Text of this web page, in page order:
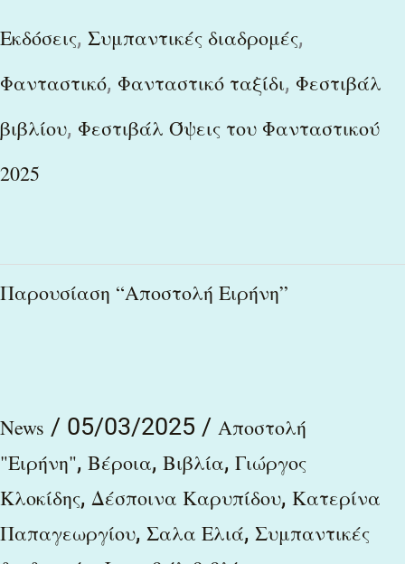
Εκδόσεις, Συμπαντικές διαδρομές,
Φανταστικό, Φανταστικό ταξίδι, Φεστιβάλ
βιβλίου, Φεστιβάλ Όψεις του Φανταστικού
2025
Παρουσίαση “Αποστολή Ειρήνη”
News / 05/03/2025 / Αποστολή
"Ειρήνη", Βέροια, Βιβλία, Γιώργος
Κλοκίδης, Δέσποινα Καρυπίδου, Κατερίνα
Παπαγεωργίου, Σαλα Ελιά, Συμπαντικές
Παρουσίαση